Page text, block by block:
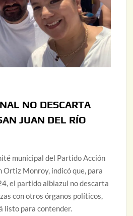
NO DESCARTA
JUAN DEL RÍO
municipal del Partido Acción
Ortiz Monroy, indicó que, para
el partido albiazul no descarta
con otros órganos políticos,
listo para contender.